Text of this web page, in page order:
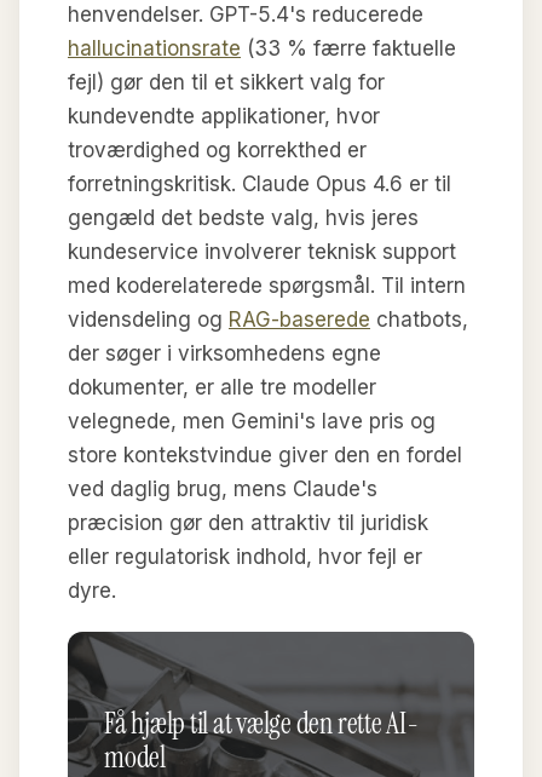
henvendelser. GPT-5.4's reducerede
hallucinationsrate (33 % færre faktuelle
fejl) gør den til et sikkert valg for
kundevendte applikationer, hvor
troværdighed og korrekthed er
forretningskritisk. Claude Opus 4.6 er til
gengæld det bedste valg, hvis jeres
kundeservice involverer teknisk support
med koderelaterede spørgsmål. Til intern
vidensdeling og RAG-baserede chatbots,
der søger i virksomhedens egne
dokumenter, er alle tre modeller
velegnede, men Gemini's lave pris og
store kontekstvindue giver den en fordel
ved daglig brug, mens Claude's
præcision gør den attraktiv til juridisk
eller regulatorisk indhold, hvor fejl er
dyre.
Få hjælp til at vælge den rette AI-
model